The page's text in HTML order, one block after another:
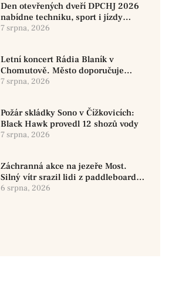
Den otevřených dveří DPCHJ 2026
nabídne techniku, sport i jízdy
historickými vozy
7 srpna, 2026
Letní koncert Rádia Blaník v
Chomutově. Město doporučuje
využít MHD
7 srpna, 2026
Požár skládky Sono v Čížkovicích:
Black Hawk provedl 12 shozů vody
7 srpna, 2026
Záchranná akce na jezeře Most.
Silný vítr srazil lidi z paddleboardů,
dvě osoby se pohřešují
6 srpna, 2026